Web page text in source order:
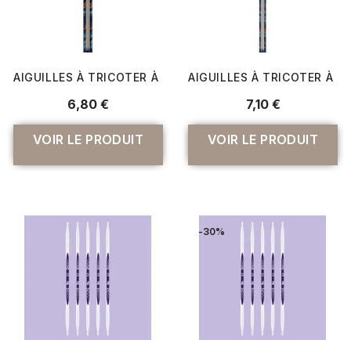
AIGUILLES À TRICOTER À 2 POINTES 30 CM GRIS PERLE -
6,80 €
VOIR LE PRODUIT
AIGUILLES À TRICOTER À
7,10 €
VOIR LE PRODUIT
-30%